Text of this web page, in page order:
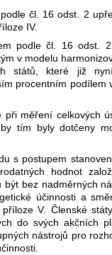
čl. 16 odst. 2
IV.
podle čl. 16 odst. 2
v modelu
států, které již
procentním
měření celkových
tím byly dotčeny
s postupem
hodnot
bez nadměrných
účinnosti a
V. Členské
do svých akčních
nástrojů pro